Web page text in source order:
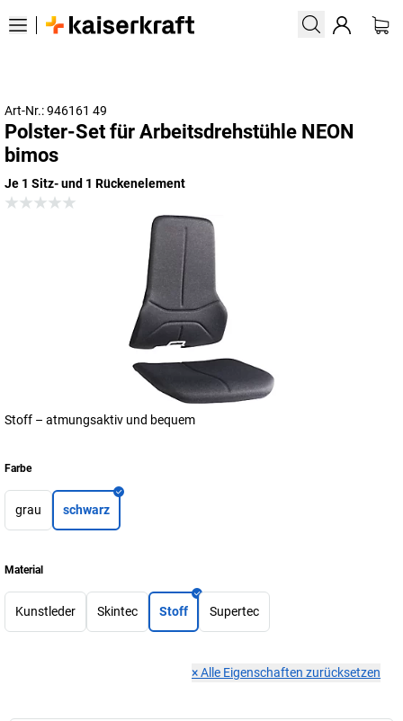
Art-Nr.: 946161 49
Polster-Set für Arbeitsdrehstühle NEON
bimos
Je 1 Sitz- und 1 Rückenelement
Stoff – atmungsaktiv und bequem
Farbe
grau schwarz
Material
Kunstleder Skintec Stoff Supertec
×Alle Eigenschaften zurücksetzen